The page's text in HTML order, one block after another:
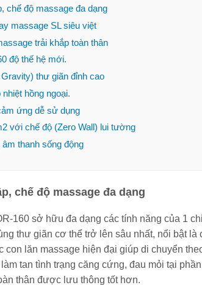
chế độ massage đa dạng
massage SL siêu việt
trải khắp toàn thân
độ thế hệ mới.
thư giãn đỉnh cao
hồng ngoại.
ứng dễ sử dụng
với chế độ (Zero Wall) lui tường
thanh sống động
chế độ massage đa dạng
160 sở hữu đa dạng các tính năng của 1
thư giãn cơ thể trở lên sâu nhất, nổi bật
con lăn massage hiện đại giúp di chuyển
tan tình trạng căng cứng, đau mỏi tại
thân được lưu thông tốt hơn.